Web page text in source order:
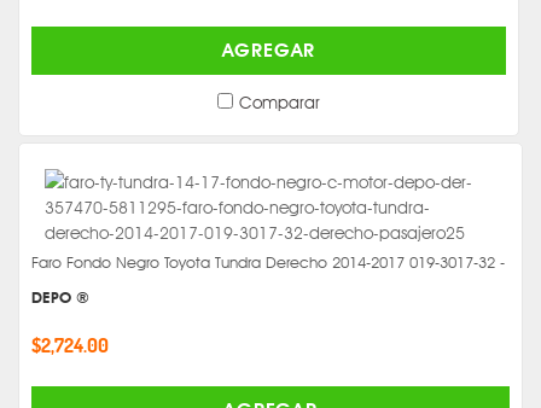
AGREGAR
Comparar
Faro Fondo Negro Toyota Tundra Derecho 2014-2017 019-3017-32 -
DEPO ®
$2,724.00